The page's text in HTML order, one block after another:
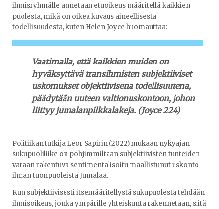
ihmisryhmälle annetaan etuoikeus määritellä kaikkien
puolesta, mikä on oikea kuvaus aineellisesta
todellisuudesta, kuten Helen Joyce huomauttaa:
Vaatimalla, että kaikkien muiden on
hyväksyttävä transihmisten subjektiiviset
uskomukset objektiivisena todellisuutena,
päädytään uuteen valtionuskontoon, johon
liittyy jumalanpilkkalakeja. (Joyce 224)
Politiikan tutkija Leor Sapirin (2022) mukaan nykyajan
sukupuoliliike on pohjimmiltaan subjektiivisten tunteiden
varaan rakentuva sentimentalisoitu maallistunut uskonto
ilman tuonpuoleista Jumalaa.
Kun subjektiivisesti itsemääritellystä sukupuolesta tehdään
ihmisoikeus, jonka ympärille yhteiskunta rakennetaan, siitä